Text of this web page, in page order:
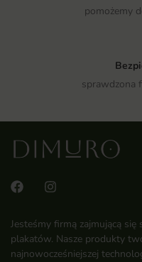
pomożemy
sprawdzona
Jesteśmy firmą zajmującą
plakatów. Nasze produkty
najnowocześniejszej